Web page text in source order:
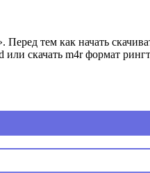
тем как начать
скачать m4r формат